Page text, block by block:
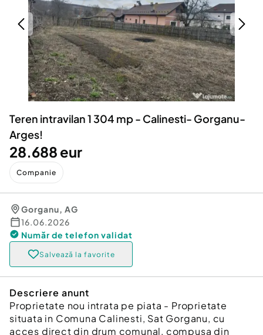
Servicii
Animale de companie
Afaceri și echipamente profesionale
Inchiriere Bunuri si Vehicule
Utilaje agricole si industriale
Piese auto si accesorii
Dacia Duster
Teren intravilan 1 304 mp - Calinesti- Gorganu-
Arges!
28.688 eur
Companie
Gorganu, AG
16.06.2026
Număr de telefon validat
Salvează la favorite
Descriere anunt
Proprietate nou intrata pe piata - Proprietate
situata in Comuna Calinesti, Sat Gorganu, cu
acces direct din drum comunal, compusa din